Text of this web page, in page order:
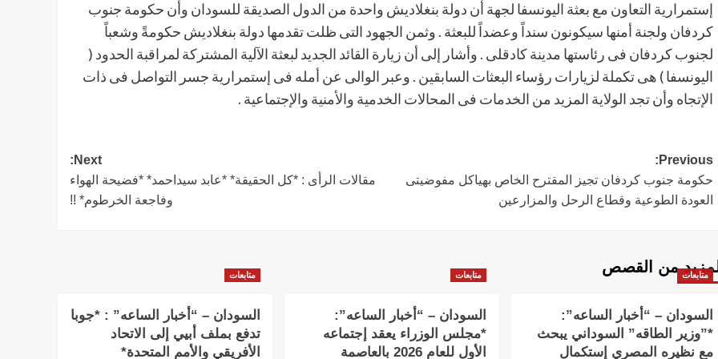
إستمرارية التعاون مع بعثة اليونسفا لجهة أن دولة بنغلاديش واحدة من الدول الصديقة للسودان وأن حكومة جنوب
كردفان ولجنة أمنها سيكونون سنداً وعضداً للبعثة . وثمن الجهود التى ظلت تقدمها دولة بنغلاديش حكومةً وشعباً
لجنوب كردفان فى رئاستها مدينة كادقلى . وأشار إلى أن زيارة القائد الجديد لبعثة الآلية المشتركة لمراقبة الحدود (
اليونسفا ) هى تكملة لزيارات رؤساء البعثات السابقين . وعبر الوالى عن أمله فى إستمرارية جسر التواصل فى ذات
الإتجاه وأن تجد الولاية المزيد من الخدمات فى المحالات الخدمية والأمنية والإجتماعية .
Post
navigation
Previous:
حكومة جنوب كردفان تجيز المقترح الخاص بهياكل مفوضيتى
العودة الطوعية وقطاع الرحل والمزارعين
Next:
مقالات الرأى : *كل الحقيقة* *عابد سيداحمد* *فضيحة الهواء
وفاجعة الخرطوم* !!
من القصص متابعات
السودان – “أخبار الساعه”:
*”وزير الطاقه” السوداني يبحث
مع نظيره المصري إستكمال
متابعات
السودان – “أخبار الساعه”:
*مجلس الوزراء يعقد إجتماعه
الأول للعام 2026 بالعاصمة
متابعات
السودان – “أخبار الساعه” : *جوبا
تدفع بملف أبيي إلى الاتحاد
الأفريقي والأمم المتحدة*